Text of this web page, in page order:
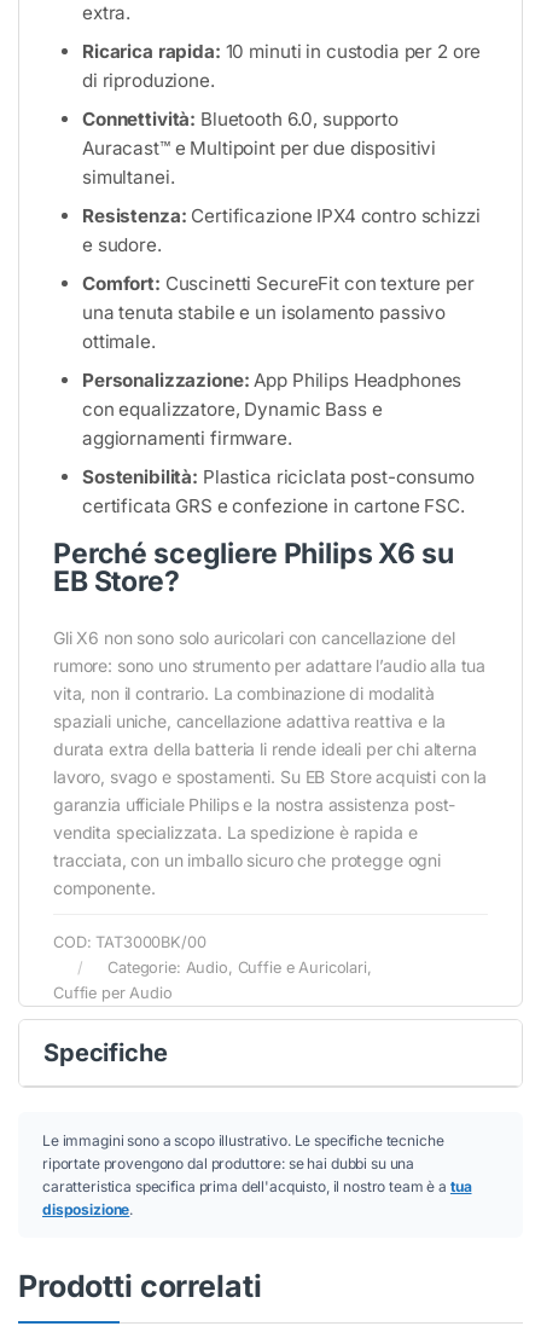
Conferma
extra.
Ricarica rapida: 10 minuti in custodia per 2 ore
di riproduzione.
Connettività: Bluetooth 6.0, supporto
Auracast™ e Multipoint per due dispositivi
simultanei.
Resistenza: Certificazione IPX4 contro schizzi
e sudore.
Comfort: Cuscinetti SecureFit con texture per
una tenuta stabile e un isolamento passivo
ottimale.
Personalizzazione: App Philips Headphones
con equalizzatore, Dynamic Bass e
aggiornamenti firmware.
Sostenibilità: Plastica riciclata post-consumo
certificata GRS e confezione in cartone FSC.
Perché scegliere Philips X6 su
EB Store?
Gli X6 non sono solo auricolari con cancellazione del
rumore: sono uno strumento per adattare l’audio alla tua
vita, non il contrario. La combinazione di modalità
spaziali uniche, cancellazione adattiva reattiva e la
durata extra della batteria li rende ideali per chi alterna
lavoro, svago e spostamenti. Su EB Store acquisti con la
garanzia ufficiale Philips e la nostra assistenza post-
vendita specializzata. La spedizione è rapida e
tracciata, con un imballo sicuro che protegge ogni
componente.
COD:TAT3000BK/00
Categorie: Audio, Cuffie e Auricolari,
Cuffie per Audio
Specifiche
Le immagini sono a scopo illustrativo. Le specifiche tecniche
riportate provengono dal produttore: se hai dubbi su una
caratteristica specifica prima dell'acquisto, il nostro team è a tua
disposizione.
Prodotti correlati
Conferma